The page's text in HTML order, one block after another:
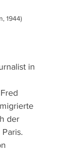
1944)
in
der